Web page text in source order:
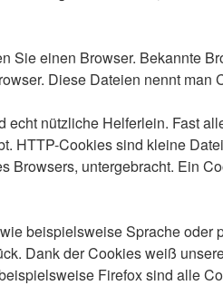
Sie einen Browser. Bekannte
Diese Dateien nennt man
nützliche Helferlein. Fast
HTTP-Cookies sind kleine
Browsers, untergebracht. Ein
beispielsweise Sprache
Dank der Cookies weiß
Firefox sind alle